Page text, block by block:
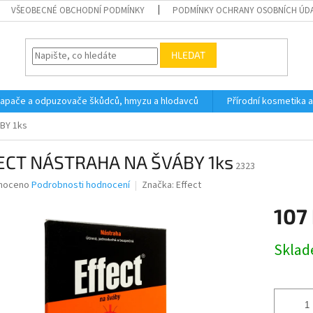
VŠEOBECNÉ OBCHODNÍ PODMÍNKY PODMÍNKY OCHRANY OSOBNÍCH
HLEDAT
a odpuzovače škůdců, hmyzu a hlodavců Přírodní kosmetika
1ks
NÁSTRAHA NA ŠVÁBY 1ks 2323
Podrobnosti hodnocení Značka: Effect
107
cena: